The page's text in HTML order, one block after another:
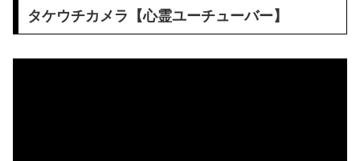
タケウチカメラ【心霊ユーチューバー】